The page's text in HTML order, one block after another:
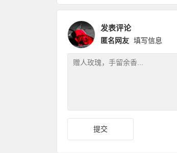
发表评论
匿名网友 填写信息